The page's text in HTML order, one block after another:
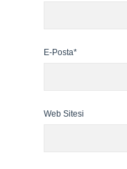
E-Posta*
Web Sitesi